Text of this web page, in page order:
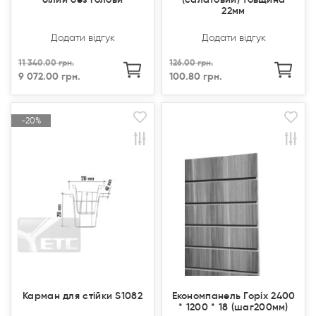
Додати відгук
11 340.00 грн.
9 072.00 грн.
22мм
Додати відгук
126.00 грн.
100.80 грн.
-20%
-20%
Карман для стійки S1082
Економпанель Горіх 2400
* 1200 * 18 (шаг200мм)